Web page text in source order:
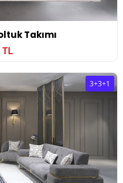
Takımı
3+3+1